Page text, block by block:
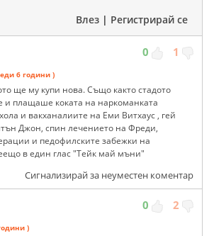
Влез | Регистрирай се
0 1
6 години )
ще му купи нова. Също както стадото
плащаше коката на наркоманката
и вакханалиите на Еми Витхаус , гей
Джон, спин лечението на Фреди,
и педофилските забежки на
в един глас "Тейк май мъни"
Сигнализирай за неуместен коментар
0 2
)